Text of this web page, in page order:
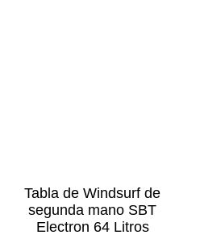
Tabla de Windsurf de
segunda mano SBT
Electron 64 Litros